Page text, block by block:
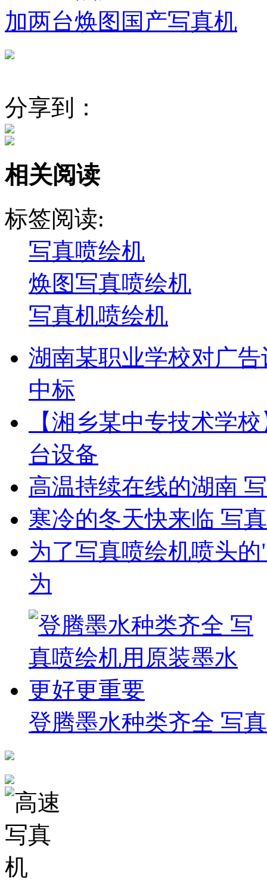
加两台焕图国产写真机
分享到：
相关阅读
标签阅读:
写真喷绘机
焕图写真喷绘机
写真机喷绘机
湖南某职业学校对广
中标
【湘乡某中专技术学
台设备
高温持续在线的湖南
寒冷的冬天快来临 写
为了写真喷绘机喷头
为
登腾墨水种类齐全 写